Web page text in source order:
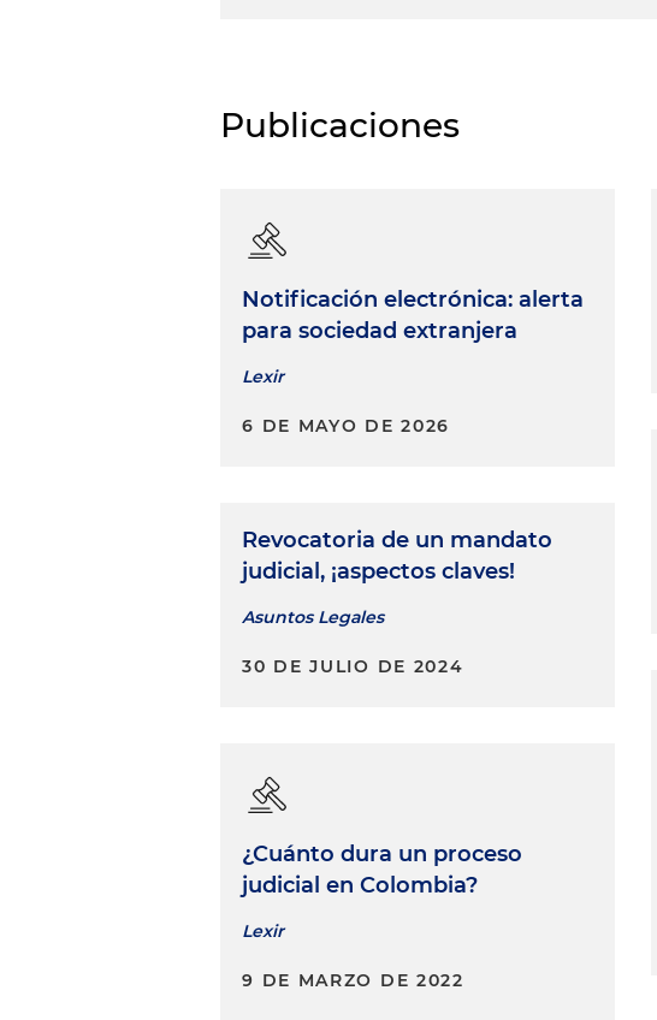
Publicaciones
Notificación electrónica: alerta
para sociedad extranjera
Lexir
6 DE MAYO DE 2026
Revocatoria de un mandato
judicial, ¡aspectos claves!
Asuntos Legales
30 DE JULIO DE 2024
¿Cuánto dura un proceso
judicial en Colombia?
Lexir
9 DE MARZO DE 2022